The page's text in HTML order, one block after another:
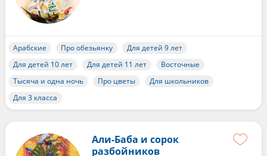
Арабские Про обезьянку
Для детей 9 лет
Для детей 10 лет
Для детей 11 лет
Восточные
Тысяча и одна ночь
Про цветы
Для школьников
Для 3 класса
Али-Баба и сорок
разбойников